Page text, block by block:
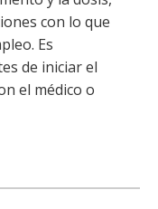
con lo que
Es
de iniciar el
el médico o